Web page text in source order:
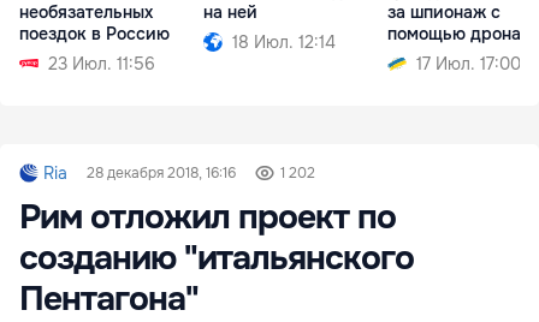
необязательных
поездок в Россию
23 Июл. 11:56
на ней
18 Июл. 12:14
за шпионаж с
помощью дрона
17 Июл. 17:00
Ria 28 декабря 2018, 16:16 1 202
Рим отложил проект по
созданию "итальянского
Пентагона"